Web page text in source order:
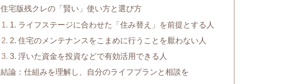
住宅版残クレの「賢い」使い方と選び方
1. ライフステージに合わせた「住み替え」を前提とする人
2. 住宅のメンテナンスをこまめに行うことを厭わない人
3. 浮いた資金を投資などで有効活用できる人
結論：仕組みを理解し、自分のライフプランと相談を